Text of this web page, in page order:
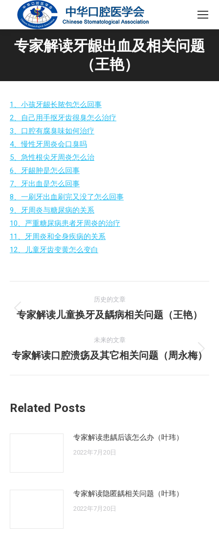
专家解读牙龈出血及相关问题
（王艳）
1、小孩牙龈长脓包怎么回事
2、自己用手抠牙齿很臭怎么治疗
3、口腔有腐臭味如何治疗
4、慢性牙周炎会口臭吗
5、急性根尖牙周炎怎么治
6、牙龈肿是怎么回事
7、牙出血是怎么回事
8、一刷牙出血刷完又没了怎么回事
9、牙周炎与糖尿病的关系
10、严重糖尿病患者牙周炎的治疗
11、牙周炎和全身疾病的关系
12、儿童牙齿变黄怎么变白
章
航
历史的文章
历
的
文
专家解读儿童换牙及龋病相关问题（王艳）
未来的文章
未
专家解读口腔溃疡及其它相关问题（周永梅）
Related Posts
专家解读患龋后该怎么办（叶玮）
2022年7月20日
专家解读隐匿龋相关问题（叶玮）
2022年7月20日